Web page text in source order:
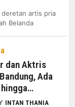
deretan artis pria
Belanda
dan Aktris
Ada
Saja?
INTAN THANIA